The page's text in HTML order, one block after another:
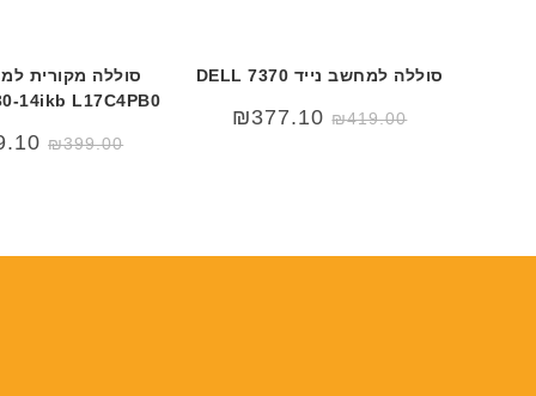
סוללה למחשב נייד DELL 7370
המחיר
המקורי
₪419.00
המחיר
הנוכחי
₪377.10
סוללה מקורית
14ikb L17C4PB0
₪399.00